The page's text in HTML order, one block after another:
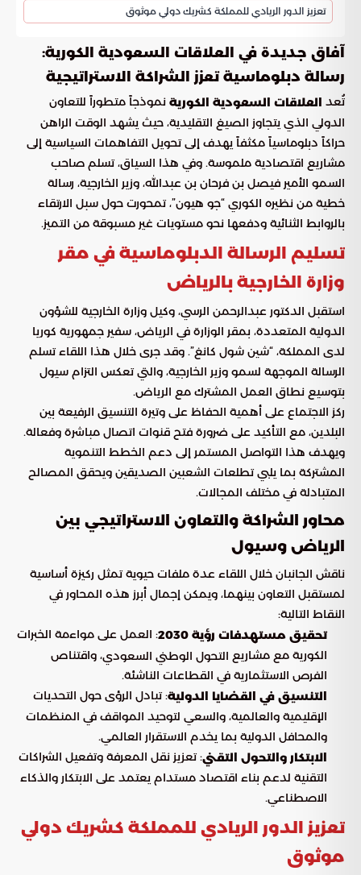
تعزيز الدور الريادي للمملكة كشريك دولي موثوق
آفاق جديدة في العلاقات السعودية الكورية:
رسالة دبلوماسية تعزز الشراكة الاستراتيجية
تُعد العلاقات السعودية الكورية نموذجاً متطوراً للتعاون
الدولي الذي يتجاوز الصيغ التقليدية، حيث يشهد الوقت الراهن
حراكاً دبلوماسياً مكثفاً يهدف إلى تحويل التفاهمات السياسية إلى
مشاريع اقتصادية ملموسة. وفي هذا السياق، تسلم صاحب
السمو الأمير فيصل بن فرحان بن عبدالله، وزير الخارجية، رسالة
خطية من نظيره الكوري “جو هيون”، تمحورت حول سبل الارتقاء
بالروابط الثنائية ودفعها نحو مستويات غير مسبوقة من التميز.
تسليم الرسالة الدبلوماسية في مقر
وزارة الخارجية بالرياض
استقبل الدكتور عبدالرحمن الرسي، وكيل وزارة الخارجية للشؤون
الدولية المتعددة، بمقر الوزارة في الرياض، سفير جمهورية كوريا
لدى المملكة، “شين شول كانغ”. وقد جرى خلال هذا اللقاء تسلم
الرسالة الموجهة لسمو وزير الخارجية، والتي تعكس التزام سيول
بتوسيع نطاق العمل المشترك مع الرياض.
ركز الاجتماع على أهمية الحفاظ على وتيرة التنسيق الرفيعة بين
البلدين، مع التأكيد على ضرورة فتح قنوات اتصال مباشرة وفعالة.
ويهدف هذا التواصل المستمر إلى دعم الخطط التنموية
المشتركة بما يلبي تطلعات الشعبين الصديقين ويحقق المصالح
المتبادلة في مختلف المجالات.
محاور الشراكة والتعاون الاستراتيجي بين
الرياض وسيول
ناقش الجانبان خلال اللقاء عدة ملفات حيوية تمثل ركيزة أساسية
لمستقبل التعاون بينهما، ويمكن إجمال أبرز هذه المحاور في
النقاط التالية:
تحقيق مستهدفات رؤية 2030
: العمل على مواءمة الخبرات
الكورية مع مشاريع التحول الوطني السعودي، واقتناص
الفرص الاستثمارية في القطاعات الناشئة.
التنسيق في القضايا الدولية: تبادل الرؤى حول التحديات
الإقليمية والعالمية، والسعي لتوحيد المواقف في المنظمات
والمحافل الدولية بما يخدم الاستقرار العالمي.
الابتكار والتحول التقني: تعزيز نقل المعرفة وتفعيل الشراكات
التقنية لدعم بناء اقتصاد مستدام يعتمد على الابتكار والذكاء
الاصطناعي.
تعزيز الدور الريادي للمملكة كشريك دولي
موثوق